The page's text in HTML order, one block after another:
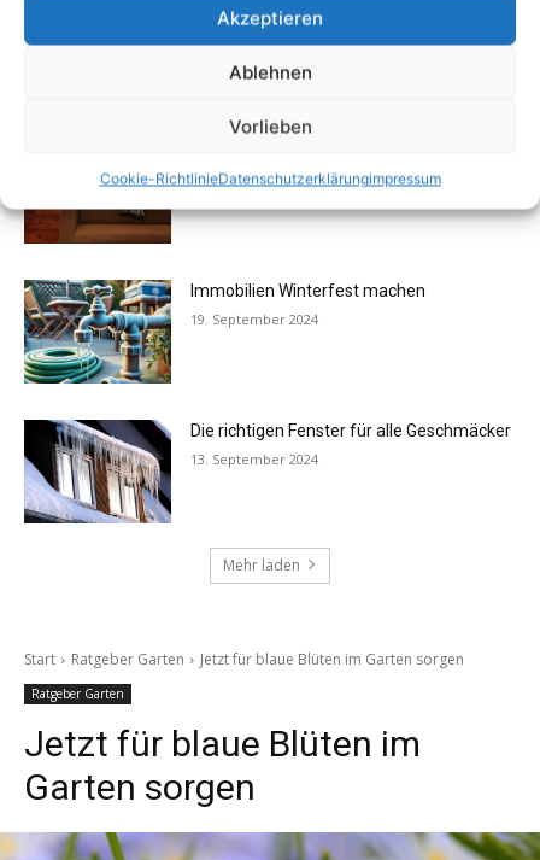
Akzeptieren
Ablehnen
Vorlieben
Cookie-RichtlinieDatenschutzerklärungimpressum
Altersgerechtes Wohnen schon heute
planen und von Anfang an nutzen
31. Dezember 2024
25. September 2024
Immobilien Winterfest machen
19. September 2024
Die richtigen Fenster für alle Geschmäcker
13. September 2024
Mehr laden